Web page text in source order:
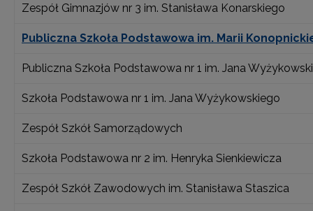
Zespół Gimnazjów nr 3 im. Stanisława Konarskiego
Publiczna Szkoła Podstawowa im. Marii
Publiczna Szkoła Podstawowa nr 1 im. Jana
Szkoła Podstawowa nr 1 im. Jana Wyżykowskiego
Zespół Szkół Samorządowych
Szkoła Podstawowa nr 2 im. Henryka Sienkiewicza
Zespół Szkół Zawodowych im. Stanisława Staszica